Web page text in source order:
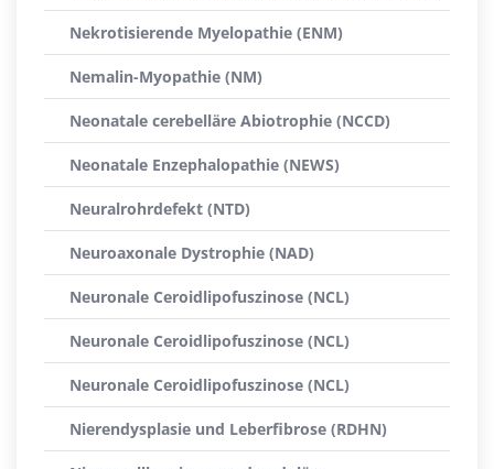
Nekrotisierende Myelopathie (ENM)
Nemalin-Myopathie (NM)
Neonatale cerebelläre Abiotrophie (NCCD)
Neonatale Enzephalopathie (NEWS)
Neuralrohrdefekt (NTD)
Neuroaxonale Dystrophie (NAD)
Neuronale Ceroidlipofuszinose (NCL)
Neuronale Ceroidlipofuszinose (NCL)
Neuronale Ceroidlipofuszinose (NCL)
Nierendysplasie und Leberfibrose (RDHN)